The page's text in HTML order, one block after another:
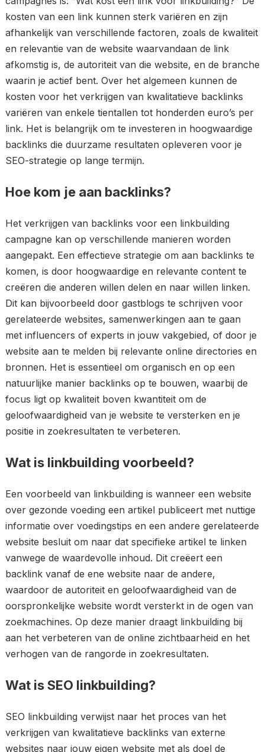
kosten van een link kunnen sterk variëren en zijn
afhankelijk van verschillende factoren, zoals de kwaliteit
en relevantie van de website waarvandaan de link
afkomstig is, de autoriteit van die website, en de branche
waarin je actief bent. Over het algemeen kunnen de
kosten voor het verkrijgen van kwalitatieve backlinks
variëren van enkele tientallen tot honderden euro’s per
link. Het is belangrijk om te investeren in hoogwaardige
backlinks die duurzame resultaten opleveren voor je
SEO-strategie op lange termijn.
Hoe kom je aan backlinks?
Het verkrijgen van backlinks voor een linkbuilding
campagne kan op verschillende manieren worden
aangepakt. Een effectieve strategie om aan backlinks te
komen, is door hoogwaardige en relevante content te
creëren die anderen willen delen en naar willen linken.
Dit kan bijvoorbeeld door gastblogs te schrijven voor
gerelateerde websites, samenwerkingen aan te gaan
met influencers of experts in jouw vakgebied, of door je
website aan te melden bij relevante online directories en
bronnen. Het is essentieel om organisch en op een
natuurlijke manier backlinks op te bouwen, waarbij de
focus ligt op kwaliteit boven kwantiteit om de
geloofwaardigheid van je website te versterken en je
positie in zoekresultaten te verbeteren.
Wat is linkbuilding voorbeeld?
Een voorbeeld van linkbuilding is wanneer een website
over gezonde voeding een artikel publiceert met nuttige
informatie over voedingstips en een andere gerelateerde
website besluit om naar dat specifieke artikel te linken
vanwege de waardevolle inhoud. Dit creëert een
backlink vanaf de ene website naar de andere,
waardoor de autoriteit en geloofwaardigheid van de
oorspronkelijke website wordt versterkt in de ogen van
zoekmachines. Op deze manier draagt linkbuilding bij
aan het verbeteren van de online zichtbaarheid en het
verhogen van de rangorde in zoekresultaten.
Wat is SEO linkbuilding?
SEO linkbuilding verwijst naar het proces van het
verkrijgen van kwalitatieve backlinks van externe
websites naar jouw eigen website met als doel de